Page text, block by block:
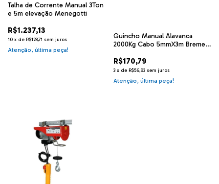
Talha de Corrente Manual 3Ton
e 5m elevação Menegotti
R$1.237,13
10 x de R$123,71 sem juros
Atenção, última peça!
Guincho Manual Alavanca
2000Kg Cabo 5mmX3m Bremen
R$170,79
3 x de R$56,93 sem juros
Atenção, última peça!